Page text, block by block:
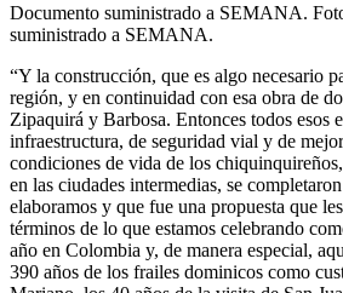
Documento suministrado a SEMANA.
suministrado a SEMANA.
“Y la construcción, que es algo necesario
región, y en continuidad con esa obra de
Zipaquirá y Barbosa. Entonces todos esos
infraestructura, de seguridad vial y de
condiciones de vida de los
en las ciudades intermedias, se
elaboramos y que fue una propuesta que
términos de lo que estamos celebrando
año en Colombia y, de manera especial,
390 años de los frailes dominicos como